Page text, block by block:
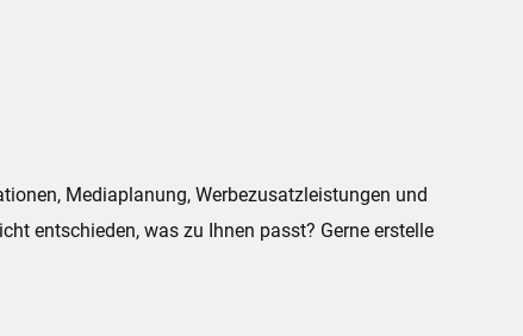
Mediaplanung, Werbezusatzleistungen und
entschieden, was zu Ihnen passt? Gerne erstelle